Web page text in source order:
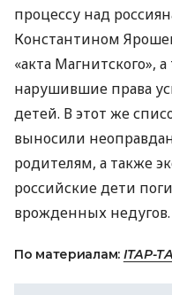
процессу над
Константином
«акта Магнитского»,
нарушившие права
детей. В этот же
выносили
родителям, а также
российские дети
врожденных недугов.
По материалам: ІТАР-